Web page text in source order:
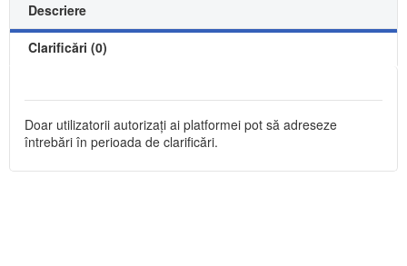
Descriere
Clarificări (0)
Doar utilizatorii autorizați ai platformei pot să adreseze
întrebări în perioada de clarificări.